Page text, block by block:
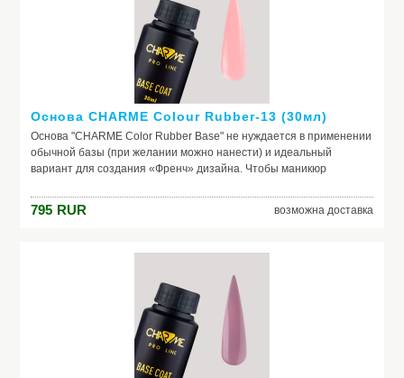
Основа CHARME Colour Rubber-13 (30мл)
Основа "CHARME Color Rubber Base" не нуждается в применении
обычной базы (при желании можно нанести) и идеальный
вариант для создания «Френч» дизайна. Чтобы маникюр
лака и ногтевой пластины. Базовое покрытие выравнивает
природный тон, маскирует неровности ногтя и его естественное
красящих веществ, поможет добиться по-настоящему добротного
красите ногти самостоятельно, основа – ваш самый главный
795 RUR возможна доставка